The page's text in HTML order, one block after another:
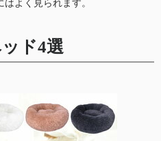
よく見られます。
ド4選